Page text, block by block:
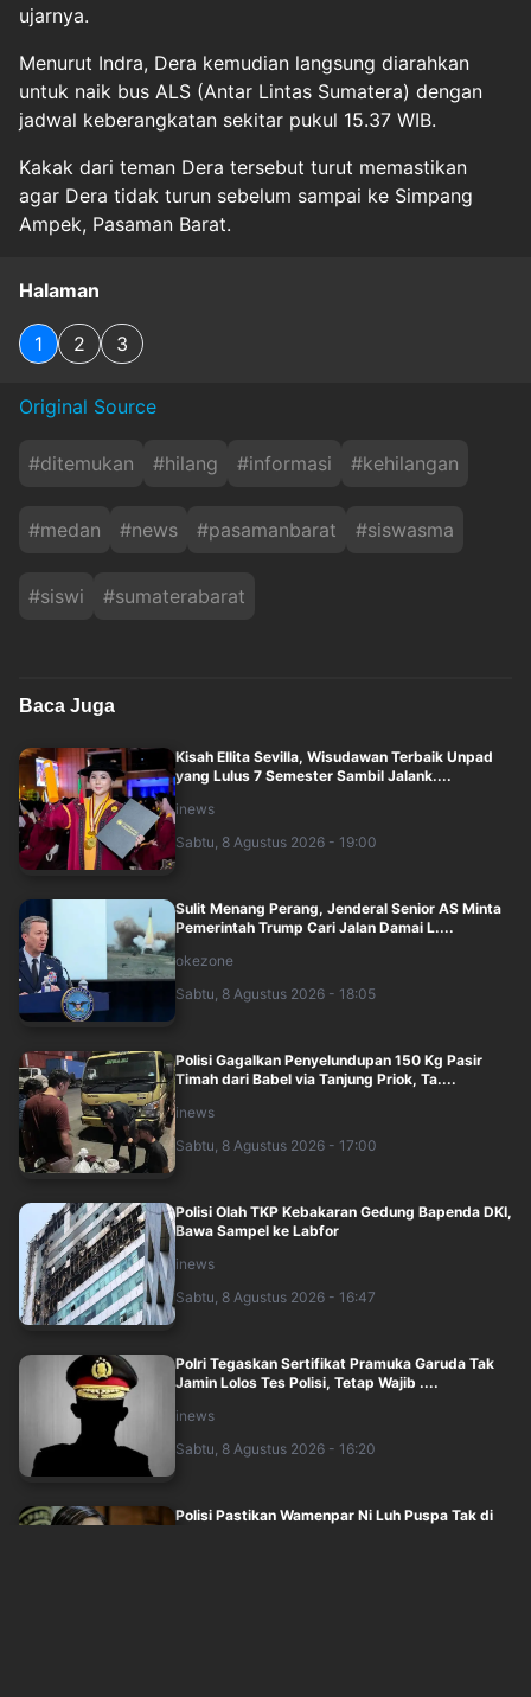
ujarnya.
Menurut Indra, Dera kemudian langsung diarahkan
untuk naik bus ALS (Antar Lintas Sumatera) dengan
jadwal keberangkatan sekitar pukul 15.37 WIB.
Kakak dari teman Dera tersebut turut memastikan
agar Dera tidak turun sebelum sampai ke Simpang
Ampek, Pasaman Barat.
Halaman
1 2 3
Original Source
#ditemukan #hilang #informasi #kehilangan
#medan #news #pasamanbarat #siswasma
#siswi #sumaterabarat
Baca Juga
Kisah Ellita Sevilla, Wisudawan Terbaik Unpad
yang Lulus 7 Semester Sambil Jalank....
inews
Sabtu, 8 Agustus 2026 - 19:00
Sulit Menang Perang, Jenderal Senior AS Minta
Pemerintah Trump Cari Jalan Damai L....
okezone
Sabtu, 8 Agustus 2026 - 18:05
Polisi Gagalkan Penyelundupan 150 Kg Pasir
Timah dari Babel via Tanjung Priok, Ta....
inews
Sabtu, 8 Agustus 2026 - 17:00
Polisi Olah TKP Kebakaran Gedung Bapenda DKI,
Bawa Sampel ke Labfor
inews
Sabtu, 8 Agustus 2026 - 16:47
Polri Tegaskan Sertifikat Pramuka Garuda Tak
Jamin Lolos Tes Polisi, Tetap Wajib ....
inews
Sabtu, 8 Agustus 2026 - 16:20
Polisi Pastikan Wamenpar Ni Luh Puspa Tak di